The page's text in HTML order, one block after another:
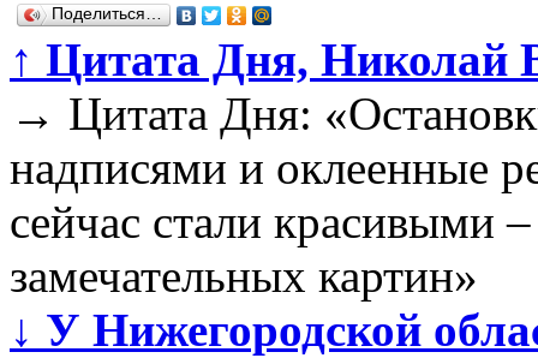
Поделиться…
↑ Цитата Дня, Николай
→ Цитата Дня:
надписями и оклеенные
сейчас стали красивыми
замечательных картин»
↓ У Нижегородской